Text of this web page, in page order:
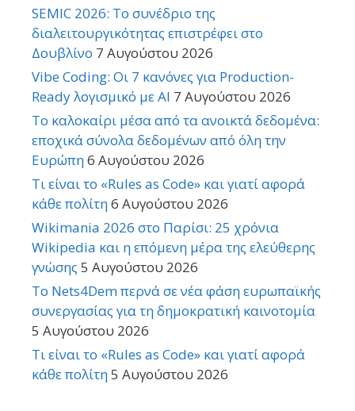
SEMIC 2026: Το συνέδριο της
διαλειτουργικότητας επιστρέφει στο
Δουβλίνο 7 Αυγούστου 2026
Vibe Coding: Οι 7 κανόνες για Production-
Ready λογισμικό με AI 7 Αυγούστου 2026
Το καλοκαίρι μέσα από τα ανοικτά δεδομένα:
εποχικά σύνολα δεδομένων από όλη την
Ευρώπη6 Αυγούστου 2026
Τι είναι το «Rules as Code» και γιατί αφορά
κάθε πολίτη6 Αυγούστου 2026
Wikimania 2026 στο Παρίσι: 25 χρόνια
Wikipedia και η επόμενη μέρα της ελεύθερης
γνώσης 5 Αυγούστου 2026
Το Nets4Dem περνά σε νέα φάση ευρωπαϊκής
συνεργασίας για τη δημοκρατική καινοτομία
5 Αυγούστου 2026
Τι είναι το «Rules as Code» και γιατί αφορά
κάθε πολίτη5 Αυγούστου 2026